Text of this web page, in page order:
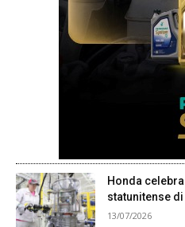
Honda
statunitense
13/07/2026